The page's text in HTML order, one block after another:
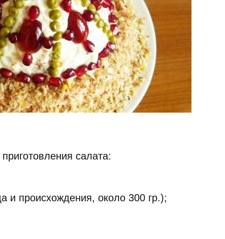
салата:
и происхождения, около 300 гр.);